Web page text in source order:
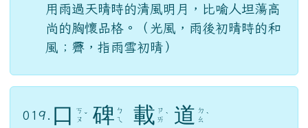
用雨過天晴時的清風明月，比喻人坦蕩高
尚的胸懷品格。（光風，雨後初晴時的和
風；霽，指雨雪初晴）
019. 口
ㄎ
ㄡ ˇ 碑 ㄅ
ㄟ
載 ㄗ
ㄞ ˋ 道 ㄉ
ㄠ ˋ